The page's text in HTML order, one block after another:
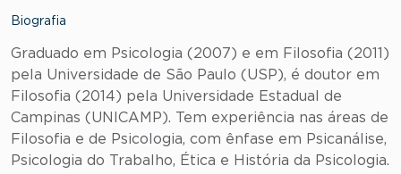
Biografia
Graduado em Psicologia (2007) e em Filosofia (2011)
pela Universidade de São Paulo (USP), é doutor em
Filosofia (2014) pela Universidade Estadual de
Campinas (UNICAMP). Tem experiência nas áreas de
Filosofia e de Psicologia, com ênfase em Psicanálise,
Psicologia do Trabalho, Ética e História da Psicologia.